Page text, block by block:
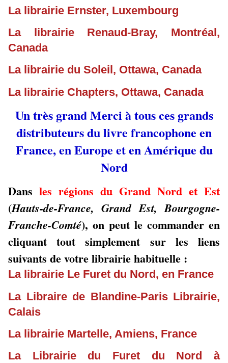
La librairie Ernster, Luxembourg
La librairie Renaud-Bray, Montréal,
Canada
La librairie du Soleil, Ottawa, Canada
La librairie Chapters, Ottawa, Canada
Un très grand Merci à tous ces grands
distributeurs du livre francophone en
France, en Europe et en Amérique du
Nord
Dans les régions du Grand Nord et Est
(Hauts-de-France, Grand Est, Bourgogne-
Franche-Comté), on peut le commander en
cliquant tout simplement sur les liens
suivants de votre librairie habituelle :
La librairie Le Furet du Nord, en France
La Libraire de Blandine-Paris Librairie,
Calais
La librairie Martelle, Amiens, France
La Librairie du Furet du Nord à